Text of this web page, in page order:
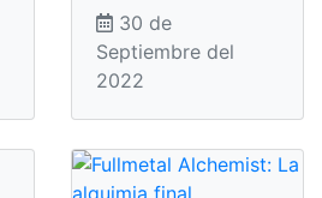
30 de
Septiembre del
2022